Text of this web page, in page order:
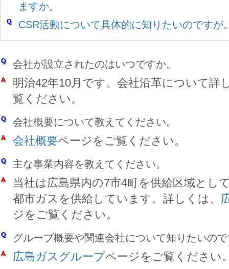
ますか。
CSR活動について具体的に知りたいのですが
会社が設立されたのはいつですか。
明治42年10月です。会社沿革について詳
覧ください。
会社概要について教えてください。
会社概要ページをご覧ください。
主な事業内容を教えてください。
当社は広島県内の7市4町を供給区域とし
都市ガスを供給しています。詳しくは、
ジをご覧ください。
グループ概要や関連会社について知りたいの
広島ガスグループページをご覧ください